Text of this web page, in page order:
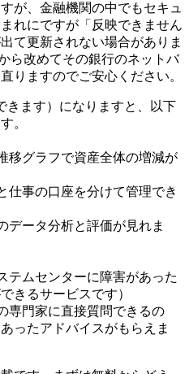
が、金融機関の中でもセキュ
れにですが「反映できません
て更新されない場合がありま
ら改めてその銀行のネットバ
りますのでご安心ください。
きます）になりますと、以下
。
移グラフで資産全体の増減が
仕事の口座を分けて管理でき
データ分析と評価が見れま
テムセンターに障害があった
きるサービスです）
専門家に直接質問できるの
ったアドバイスがもらえま